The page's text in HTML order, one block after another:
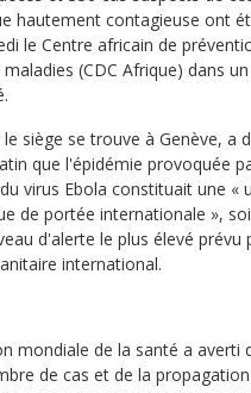
hautement contagieuse ont
le Centre africain de
(CDC Afrique) dans un
siège se trouve à Genève, a
que l'épidémie provoquée
virus Ebola constituait une «
de portée internationale »,
d'alerte le plus élevé prévu
international.
mondiale de la santé a averti
de cas et de la